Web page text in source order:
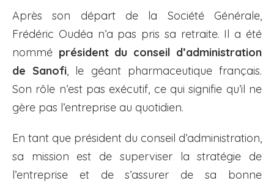
Après son départ de la Société Générale,
Frédéric Oudéa n’a pas pris sa retraite. Il a été
nommé président du conseil d’administration
de Sanofi, le géant pharmaceutique français.
Son rôle n’est pas exécutif, ce qui signifie qu’il ne
gère pas l’entreprise au quotidien.
En tant que président du conseil d’administration,
sa mission est de superviser la stratégie de
l’entreprise et de s’assurer de sa bonne